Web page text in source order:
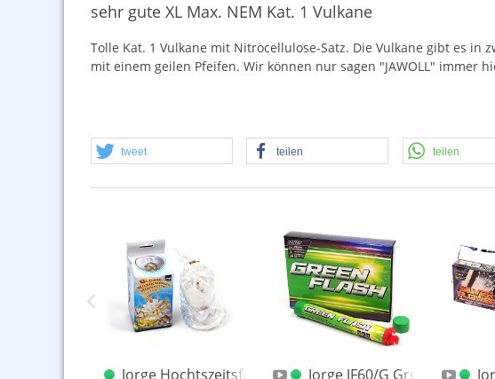
sehr gute XL Max. NEM Kat. 1 Vulkane
Tolle Kat. 1 Vulkane mit Nitrocellulose-Satz. Die Vulkane gibt es
mit einem geilen Pfeifen. Wir können nur sagen "JAWOLL" immer
tweet teilen teilen
ONE Power Vulkane violett klein 4er
Jorge Hochtszeitsfontäne Jorge JF60/G Green Flash